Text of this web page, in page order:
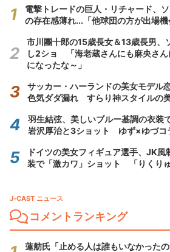
電撃トレードの巨人・リチャード、
の存在感薄れ...「他球団の方が出場
市川團十郎の15歳長女＆13歳長男、
し2ショ 「海老蔵さんにも麻央さん
になったな～」
サッカー・ハーランドの美女モデル
色気ダダ漏れ すらり神スタイルの
羽生結弦、美しいブルー基調の衣装
岩沢厚治と3ショット ゆず×ゆづコ
ドイツの美女フィギュア選手、JK
装で「激カワ」ショット 「りくり
J-CAST ニュース
コメントランキング
蓮舫氏「止める人は誰もいなかった